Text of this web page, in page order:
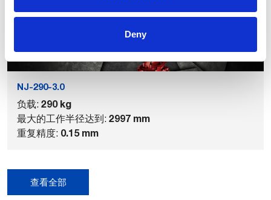
Deny
NJ-290-3.0
负载: 290 kg
最大的工作半径达到: 2997 mm
重复精度: 0.15 mm
查看全部